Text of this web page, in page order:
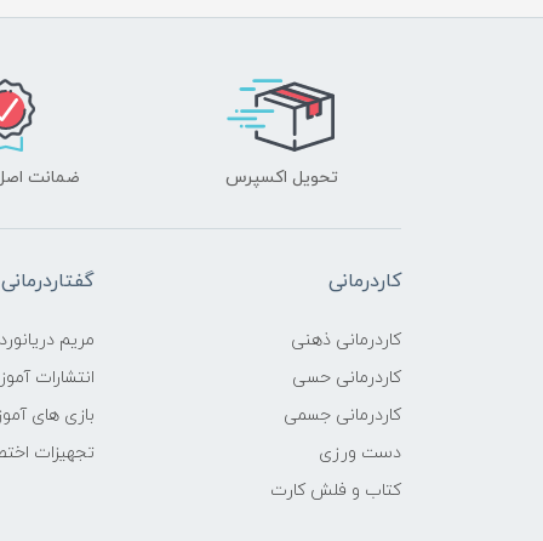
تحویل اکسپرس ضمانت
کاردرمانی
کاردرمانی ذهنی
کاردرمانی حسی
کاردرمانی جسمی
دست ورزی
کتاب و فلش کارت
گفتاردرمانی
مریم دریانورد
انتشارات
بازی های
تجهیزات